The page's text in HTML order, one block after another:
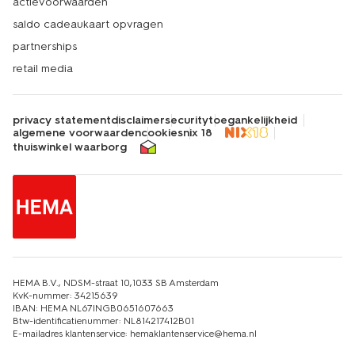
een citroen- of olijfboom doen het goed in een pot. Zet
ze op een zonnige plek en geef regelmatig water.
saldo cadeaukaart opvragen
partnerships
retail media
privacy statementdisclaimersecuritytoegankelijkheid
algemene voorwaardencookiesnix 18
thuiswinkel waarborg
HEMA B.V., NDSM-straat 10,1033 SB Amsterdam
KvK-nummer: 34215639
IBAN: HEMA NL67INGB0651607663
Btw-identificatienummer: NL814217412B01
E-mailadres klantenservice: hemaklantenservice@hema.nl